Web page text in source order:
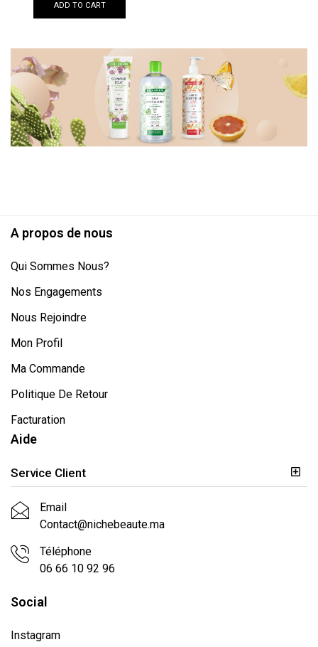
ADD TO CART
A propos de nous
Qui Sommes Nous?
Nos Engagements
Nous Rejoindre
Mon Profil
Ma Commande
Politique De Retour
Facturation
Aide
Service Client
Email
Contact@nichebeaute.ma
Téléphone
06 66 10 92 96
Social
Instagram